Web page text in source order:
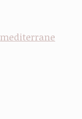
mediterrane